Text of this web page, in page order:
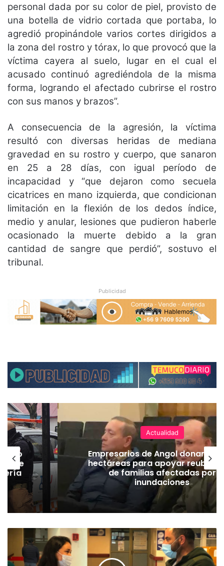
personal dada por su color de piel, provisto de
una botella de vidrio cortada que portaba, lo
agredió propinándole varios cortes dirigidos a
la zona del rostro y tórax, lo que provocó que la
víctima cayera al suelo, lugar en el cual el
acusado continuó agrediéndola de la misma
forma, logrando el afectado cubrirse el rostro
con sus manos y brazos”.
A consecuencia de la agresión, la víctima
resultó con diversas heridas de mediana
gravedad en su rostro y cuerpo, que sanaron
en 25 a 28 días, con igual período de
incapacidad y “que dejaron como secuela
cicatrices en mano izquierda, que condicionan
limitación en la flexión de los dedos índice,
medio y anular, lesiones que pudieron haberle
ocasionado la muerte debido a la gran
cantidad de sangre que perdió”, sostuvo el
tribunal.
Publicidad
de
Actualidad
Empresarios de Angol donan
hectáreas para apoyar
de familias afectadas por
inundaciones
ñ